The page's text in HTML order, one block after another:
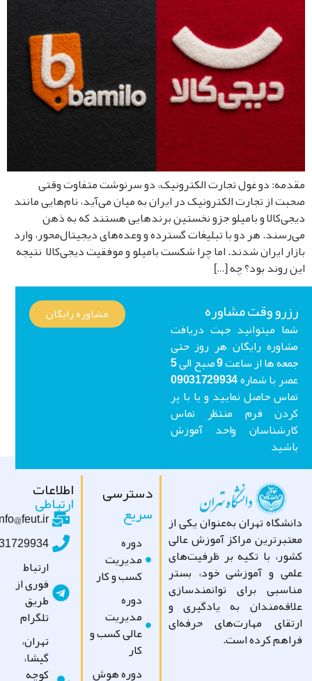
دو غول تجارت الکترونیک، دو سرنوشت متفاوت وقتی
از تجارت الکترونیک در ایران به میان می‌آید، نام‌هایی مانند
و بامیلو جزو نخستین برندهایی هستند که به ذهن
هر دو با تبلیغات گسترده و وعده‌های دیجیتال‌محور، وارد
ایران شدند. اما چرا شکست بامیلو و موفقیت دیجی‌کالا نتیجه
روند بود؟ چه […]
وقت مشاوره
میتوانید جهت دریافت
رایگان هر روز حتی
جمعه ها از ساعت 9 صبح الی 5
عصر با شماره 09031729934
حاصل نمایید و یا با پر
فرم منتظر تماس
واحد آموزش
مشاوره رایگان
تهران به‌عنوان یکی از
مراکز آموزش عالی
با تکیه بر ظرفیت‌های
و آموزشی خود، بستر
برای توانمندسازی
به یادگیری و
مهارت‌های حرفه‌ای
کرده است.
دسترسی
سریع
مدیریت
کسب و کار
مدیریت
عالی کسب و
دوره هوش
اطلاعات
ارتباطی
info@feut.ir
09031729934
ارتباط
فوری از
طریق
تلگرام
تهران،
گیشا،
کوچه